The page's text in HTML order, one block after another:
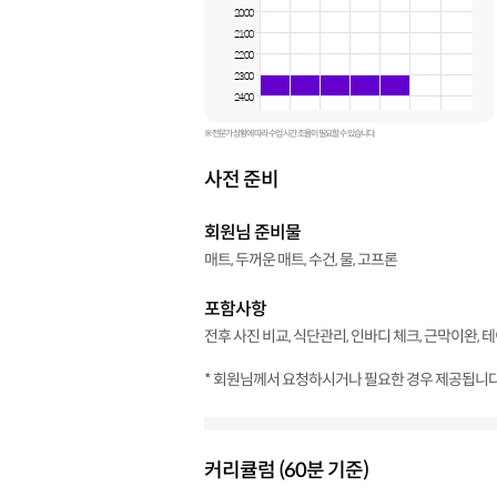
20:00
21:00
22:00
23:00
24:00
※ 전문가 상황에 따라 수업 시간 조율이 필요할 수 있습니다.
사전 준비
회원님 준비물
매트, 두꺼운 매트, 수건, 물, 고프론
포함사항
전후 사진 비교, 식단관리, 인바디 체크, 근막이완,
* 회원님께서 요청하시거나 필요한 경우 제공됩니
커리큘럼 (60분 기준)